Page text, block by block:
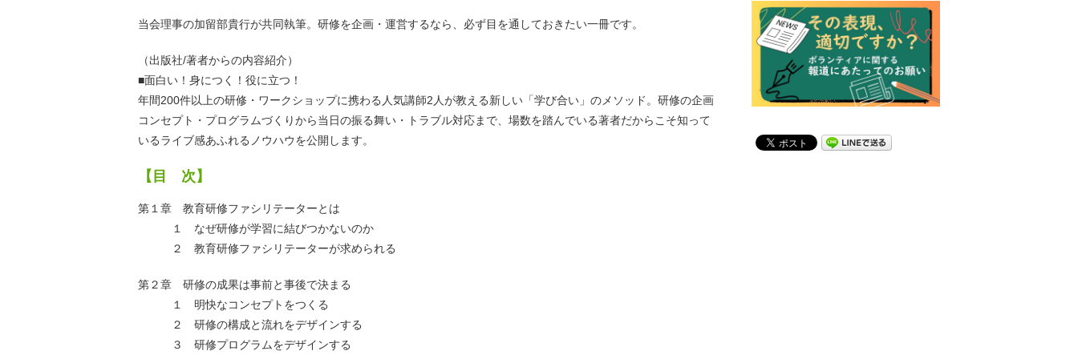
当会理事の加留部貴行が共同執筆。研修を企画・運営するなら、必ず目を通しておきたい一冊です。
（出版社/著者からの内容紹介）
■面白い！身につく！役に立つ！
年間200件以上の研修・ワークショップに携わる人気講師2人が教える新しい「学び合い」のメソッド。研修の企画
コンセプト・プログラムづくりから当日の振る舞い・トラブル対応まで、場数を踏んでいる著者だからこそ知って
いるライブ感あふれるノウハウを公開します。
【目 次】
第１章 教育研修ファシリテーターとは
１ なぜ研修が学習に結びつかないのか
２ 教育研修ファシリテーターが求められる
第２章 研修の成果は事前と事後で決まる
１ 明快なコンセプトをつくる
２ 研修の構成と流れをデザインする
３ 研修プログラムをデザインする